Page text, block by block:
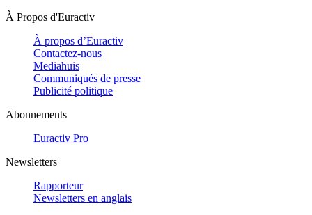
À Propos d'Euractiv
À propos d’Euractiv
Contactez-nous
Mediahuis
Communiqués de presse
Publicité politique
Abonnements
Euractiv Pro
Newsletters
Rapporteur
Newsletters en anglais